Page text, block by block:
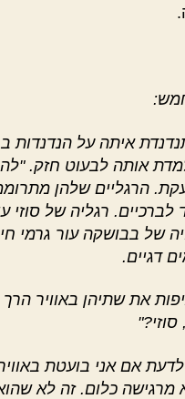
איתה על הנדנדות
אותה לבעוט חזק.
הרגליים שלהן
רגליה של סוזי
של בבושקה עור גרמי
דגיים.
את שתיהן באוויר
אם אני בועטת
מרגישה כלום. זה לא